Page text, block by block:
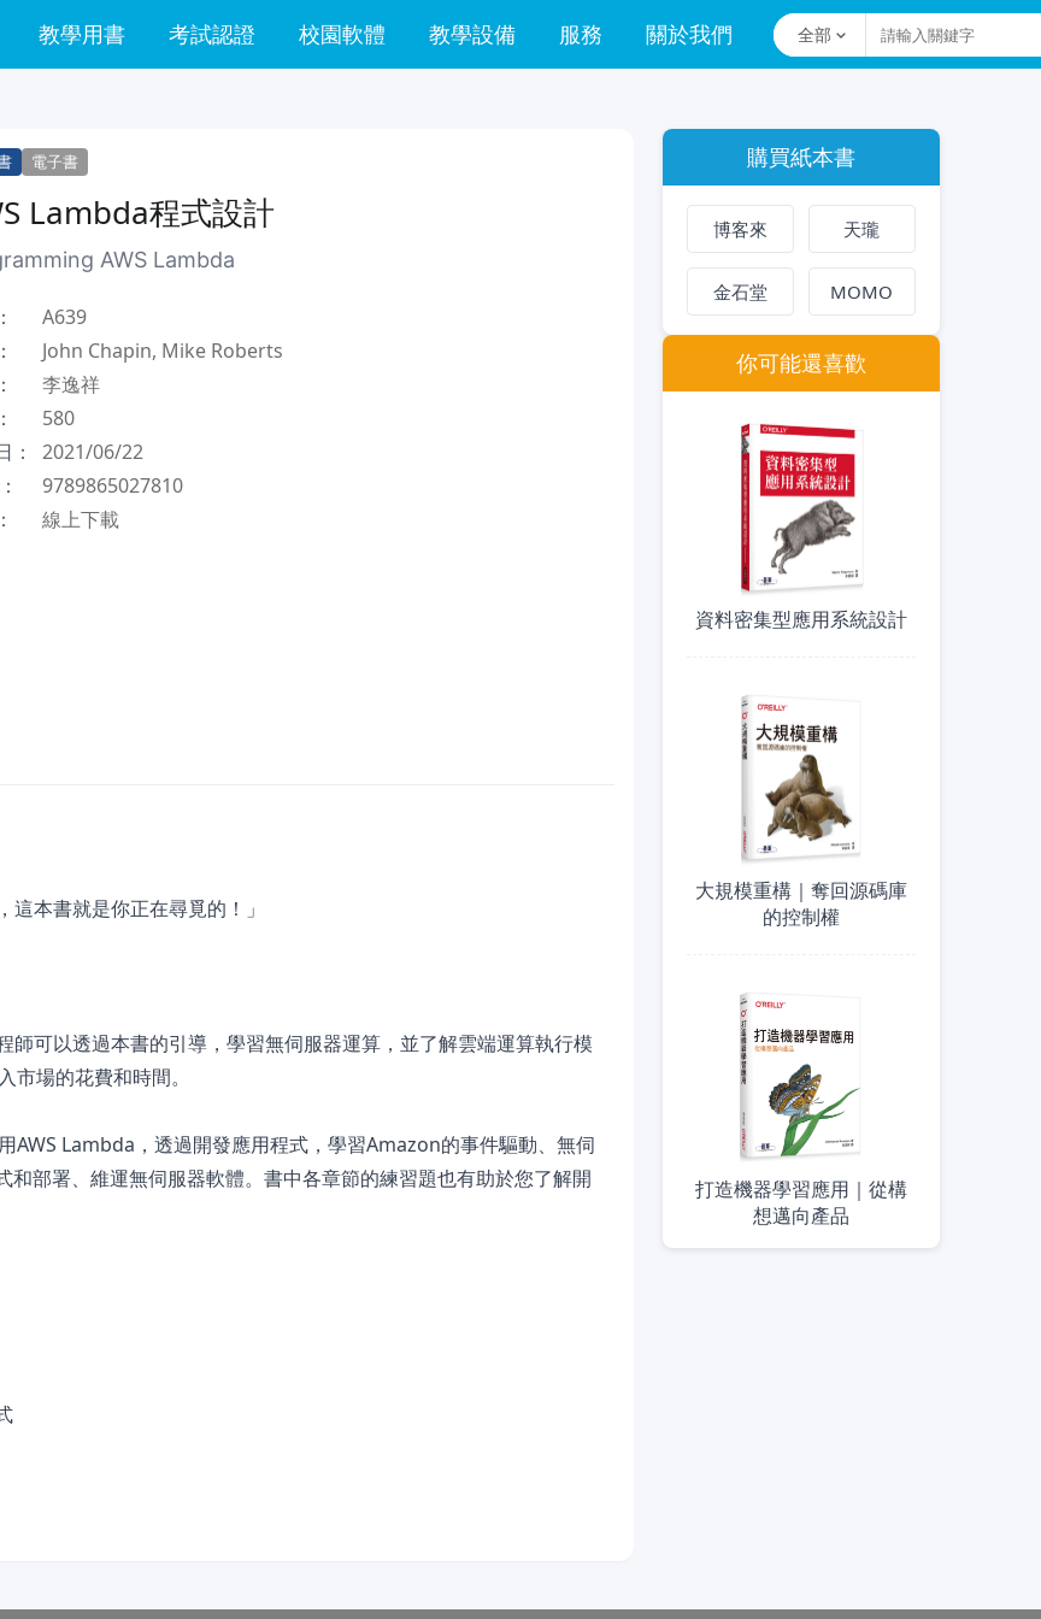
教學用書 考試認證 校園軟體 教學設備 服務 關於我們 全部
電子書
Lambda程式設計
AWS Lambda
A639
John Chapin, Mike Roberts
李逸祥
580
：
2021/06/22
9789865027810
線上下載
這本書就是你正在尋覓的！」
師可以透過本書的引導，學習無伺服器運算，並了解雲端運算執行模
場的花費和時間。
Lambda，透過開發應用程式，學習Amazon的事件驅動、無伺
部署、維運無伺服器軟體。書中各章節的練習題也有助於您了解開
購買紙本書
博客來 天瓏
金石堂 MOMO
你可能還喜歡
資料密集型應用系統設計
大規模重構｜奪回源碼庫
的控制權
打造機器學習應用｜從構
想邁向產品